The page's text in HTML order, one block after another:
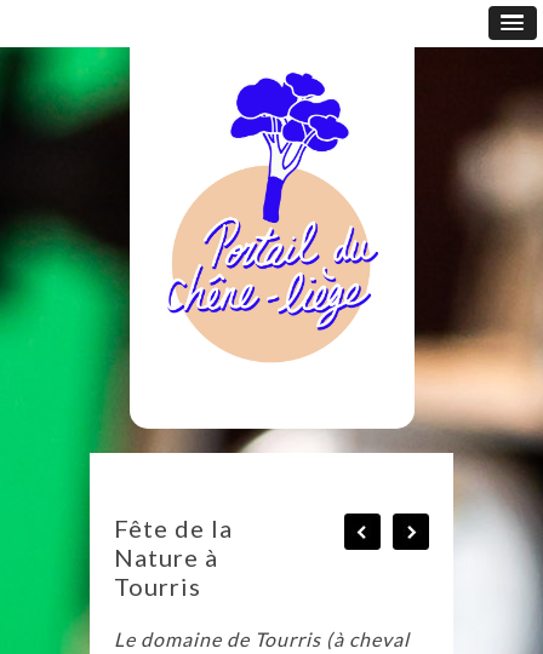
Fête de la
Nature à
Tourris
Le domaine de Tourris (à cheval